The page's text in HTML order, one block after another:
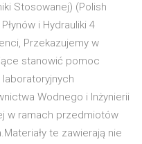
Stosowanej) (Polish
i Hydrauliki 4
Przekazujemy w
stanowić pomoc
Wodnego i Inżynierii
w ramach przedmiotów
te zawierają nie